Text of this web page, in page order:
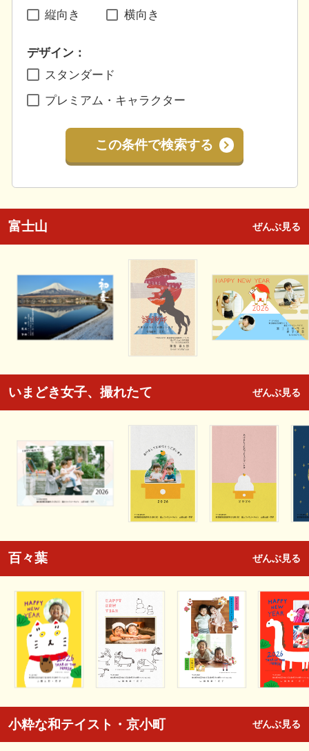
縦向き
横向き
デザイン：
スタンダード
プレミアム・キャラクター
この条件で検索する
富士山 ぜんぶ見る
いまどき女子、撮れたて ぜんぶ見る
百々葉 ぜんぶ見る
小粋な和テイスト・京小町 ぜんぶ見る